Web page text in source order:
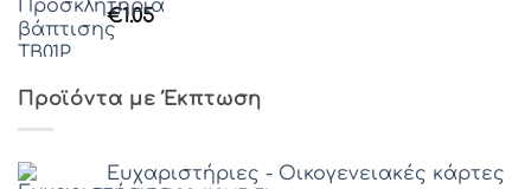
€1.05
Προϊόντα με Έκπτωση
Ευχαριστήριες - Οικογενειακές κάρτες